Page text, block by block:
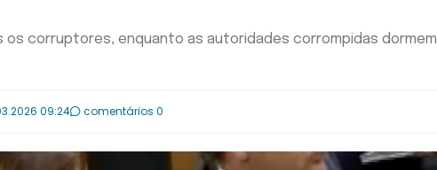
os corruptores, enquanto as autoridades corrompidas dormem
09:24 comentários 0